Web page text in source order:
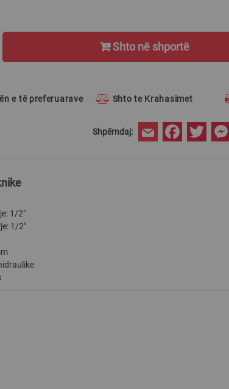
Shto në shportë
e të preferuarave Shto te Krahasimet
Shpërndaj: Email FacebookTwitter
1/2"
1/2"